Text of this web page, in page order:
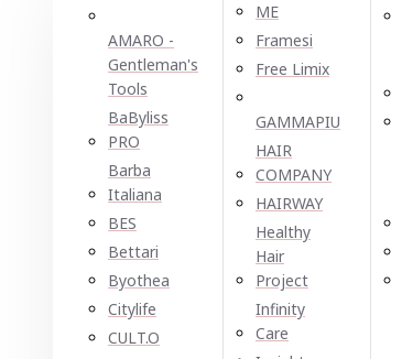
AMARO -
Gentleman's
Tools
BaByliss
PRO
Barba
Italiana
BES
Bettari
Byothea
Citylife
CULT.O
ME
Framesi
Free Limix
GAMMAPIU
HAIR
COMPANY
HAIRWAY
Healthy
Hair
Project
Infinity
Care